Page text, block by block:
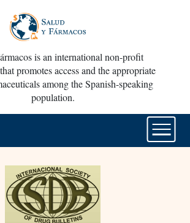
is an international non-profit
promotes access and the appropriate
among the Spanish-speaking
population.